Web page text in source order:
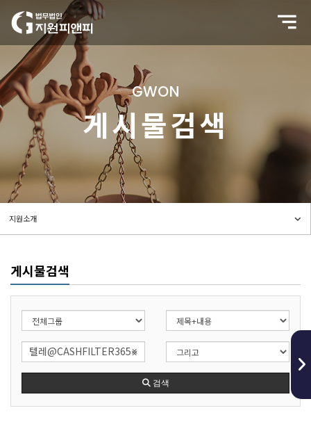
GWON
게시물검색
게시물검색
검색